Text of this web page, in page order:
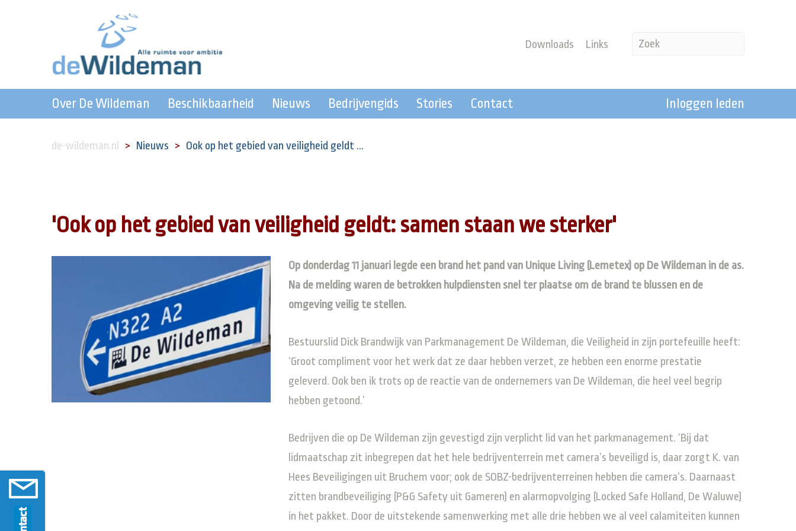
Downloads Links
Over De Wildeman Beschikbaarheid Nieuws Bedrijvengids Stories Contact Inloggen leden
de-wildeman.nl Nieuws Ook op het gebied van veiligheid geldt ...
'Ook op het gebied van veiligheid geldt: samen staan we sterker'
Op donderdag 11 januari legde een brand het pand van Unique Living (Lemetex) op De Wildeman in de as.
Na de melding waren de betrokken hulpdiensten snel ter plaatse om de brand te blussen en de
omgeving veilig te stellen.
Bestuurslid Dick Brandwijk van Parkmanagement De Wildeman, die Veiligheid in zijn portefeuille heeft:
‘Groot compliment voor het werk dat ze daar hebben verzet, ze hebben een enorme prestatie
geleverd. Ook ben ik trots op de reactie van de ondernemers van De Wildeman, die heel veel begrip
hebben getoond.’
Bedrijven die op De Wildeman zijn gevestigd zijn verplicht lid van het parkmanagement. ‘Bij dat
lidmaatschap zit inbegrepen dat het hele bedrijventerrein met camera’s beveiligd is, daar zorgt K. van
Hees Beveiligingen uit Bruchem voor; ook de SOBZ-bedrijventerreinen hebben die camera’s. Daarnaast
zitten brandbeveiliging (P&G Safety uit Gameren) en alarmopvolging (Locked Safe Holland, De Waluwe)
in het pakket. Door de uitstekende samenwerking met alle drie hebben we al veel calamiteiten kunnen